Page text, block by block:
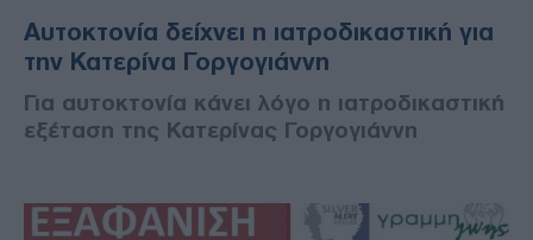
Αυτοκτονία δείχνει η ιατροδικαστική για
την Κατερίνα Γοργογιάννη
Για αυτοκτονία κάνει λόγο η ιατροδικαστική
εξέταση της Κατερίνας Γοργογιάννη